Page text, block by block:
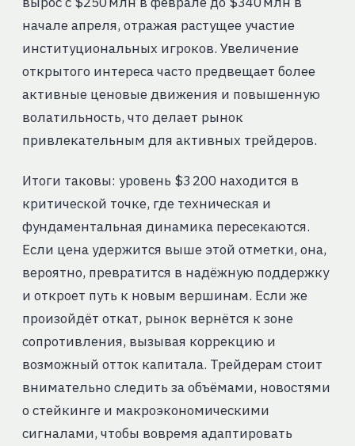
начале апреля, отражая растущее участие
институциональных игроков. Увеличение
открытого интереса часто предвещает более
активные ценовые движения и повышенную
волатильность, что делает рынок
привлекательным для активных трейдеров.
Итоги таковы: уровень $3 200 находится в
критической точке, где техническая и
фундаментальная динамика пересекаются.
Если цена удержится выше этой отметки, она,
вероятно, превратится в надёжную поддержку
и откроет путь к новым вершинам. Если же
произойдёт откат, рынок вернётся к зоне
сопротивления, вызывая коррекцию и
возможный отток капитала. Трейдерам стоит
внимательно следить за объёмами, новостями
о стейкинге и макроэкономическими
сигналами, чтобы вовремя адаптировать